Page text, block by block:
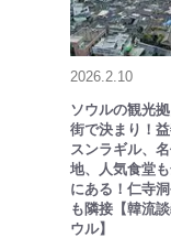
2026.2.10
ソウルの観光
街で決まり！
スンラギル、
地、人気食堂
にある！仁寺
も隣接【韓流
ウル】